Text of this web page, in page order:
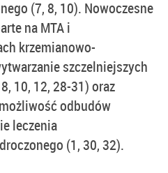
(7, 8, 10). Nowoczesne
na MTA i
krzemianowo-
szczelniejszych
10, 12, 28-31) oraz
odbudów
leczenia
(1, 30, 32).